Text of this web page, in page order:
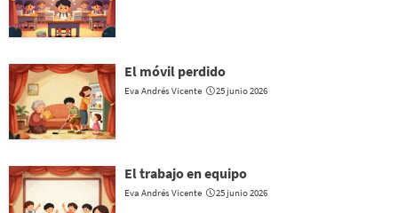
El móvil perdido
Eva Andrés Vicente 25 junio 2026
El trabajo en equipo
Eva Andrés Vicente 25 junio 2026